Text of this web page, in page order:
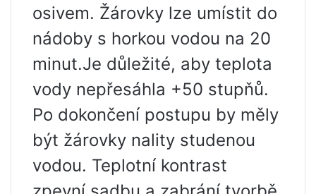
osivem. Žárovky lze umístit do
nádoby s horkou vodou na 20
minut.Je důležité, aby teplota
vody nepřesáhla +50 stupňů.
Po dokončení postupu by měly
být žárovky nality studenou
vodou. Teplotní kontrast